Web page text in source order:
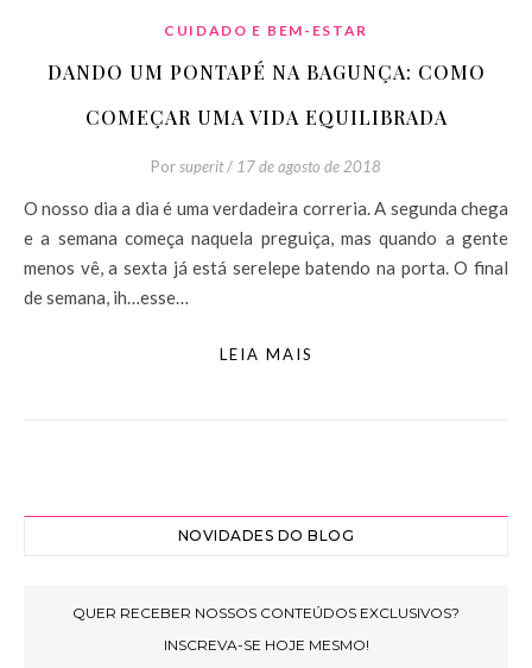
CUIDADO E BEM-ESTAR
DANDO UM PONTAPÉ NA BAGUNÇA: COMO
COMEÇAR UMA VIDA EQUILIBRADA
Porsuperit/ 17 de agosto de 2018
O nosso dia a dia é uma verdadeira correria. A segunda chega
e a semana começa naquela preguiça, mas quando a gente
menos vê, a sexta já está serelepe batendo na porta. O final
de semana, ih…esse…
LEIA MAIS
NOVIDADES DO BLOG